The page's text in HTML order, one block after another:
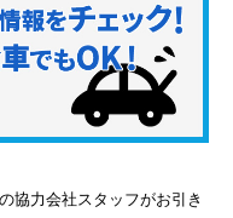
協力会社スタッフがお引き